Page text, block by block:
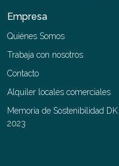
Empresa
Quiénes Somos
Trabaja con nosotros
Contacto
Alquiler locales comerciales
Memoria de Sostenibilidad DK
2023